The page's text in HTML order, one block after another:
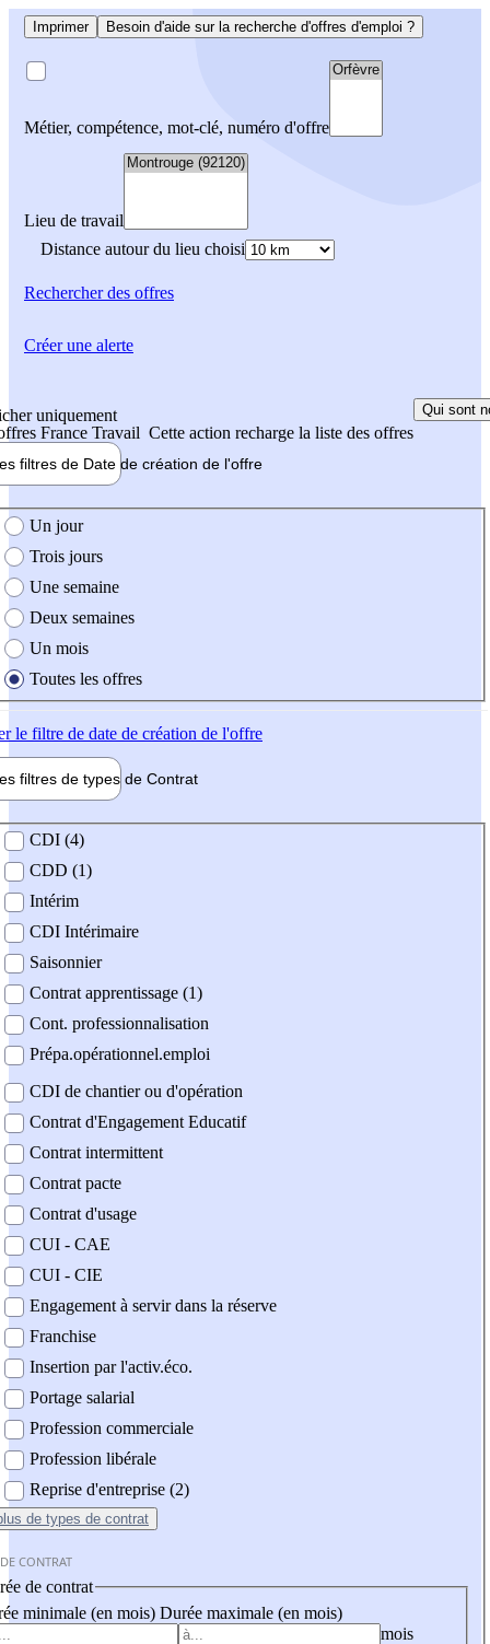
Imprimer Besoin d'aide sur la recherche d'offres d'emploi ?
Métier, compétence, mot-clé, numéro d'offre
Lieu de travail
Distance autour du lieu choisi
Rechercherdes offres
uniquement
France Travail Cette action recharge la liste des offres
Qui sont
filtres de Date de création de l'offre
création de l'offre
Un jour
Trois jours
Une semaine
Deux semaines
Un mois
Toutes les offres
le filtre de date de création de l'offre
filtres de types de Contrat
contrat
CDI (4)
CDD (1)
Intérim
CDI Intérimaire
Saisonnier
Contrat apprentissage (1)
Cont. professionnalisation
Prépa.opérationnel.emploi
CDI de chantier ou d'opération
Contrat d'Engagement Educatif
Contrat intermittent
Contrat pacte
Contrat d'usage
CUI - CAE
CUI - CIE
Engagement à servir dans la réserve
Franchise
Insertion par l'activ.éco.
Portage salarial
Profession commerciale
Profession libérale
Reprise d'entreprise (2)
de types de contrat
CONTRAT
de contrat
minimale (en mois) Durée maximale (en mois)
mois
Créer une alerte